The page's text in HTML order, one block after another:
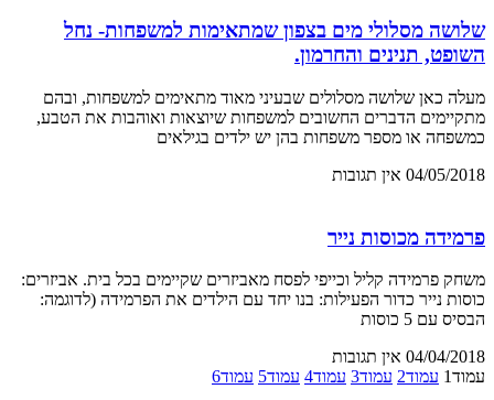
שלושה מסלולי מים בצפון שמתאימות למשפחות- נחל
השופט, תנינים והחרמון.
מעלה כאן שלושה מסלולים שבעיני מאוד מתאימים למשפחות, ובהם
מתקיימים הדברים החשובים למשפחות שיוצאות ואוהבות את הטבע,
כמשפחה או מספר משפחות בהן יש ילדים בגילאים
04/05/2018 אין תגובות
פרמידה מכוסות נייר
משחק פרמידה קליל וכייפי לפסח מאביזרים שקיימים בכל בית. אביזרים:
כוסות נייר כדור הפעילות: בנו יחד עם הילדים את הפרמידה (לדוגמה:
הבסיס עם 5 כוסות
04/04/2018 אין תגובות
עמוד1 עמוד2 עמוד3 עמוד4 עמוד5 עמוד6